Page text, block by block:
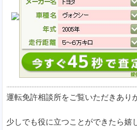
運転免許相談所をご覧いただきあり
少しでも役に立つことができたら嬉